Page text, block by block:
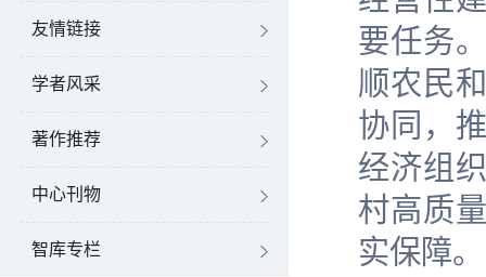
友情链接
学者风采
著作推荐
中心刊物
智库专栏
要任务
顺农民
协同，
经济组
村高质
实保障。